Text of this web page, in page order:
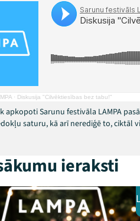
· Diskusija "Cilvēktiesības bez tabu!"
apkopoti Sarunu festivāla LAMPA
saturu, kā arī nerediģē to, ciktāl
ieraksti